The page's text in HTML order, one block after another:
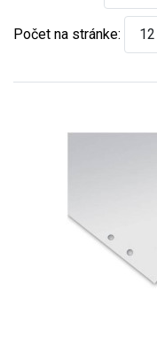
Počet na stránke: 12